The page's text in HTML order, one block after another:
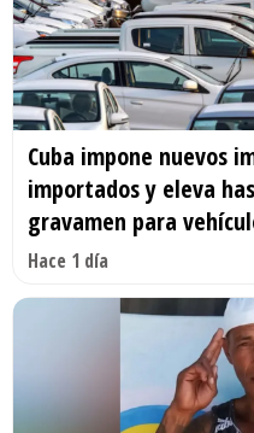
Cuba impone nuevos
importados y eleva
gravamen para
Hace 1 día